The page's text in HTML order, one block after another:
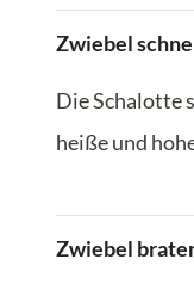
Zwiebel
Die Schalotte
heiße und
Zwiebel